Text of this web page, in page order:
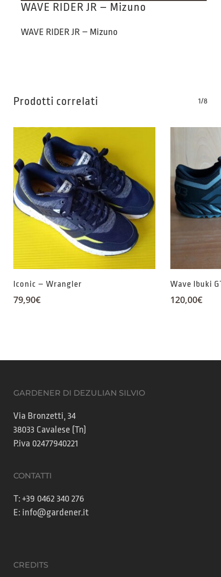
WAVE RIDER JR – Mizuno
WAVE RIDER JR – Mizuno
Prodotti correlati 1/8
Iconic – Wrangler
79,90€
Wave Ibuki
120,00€
GARDENER DI DEZULIAN SILVIO
Via Bronzetti, 34
38033 Cavalese (Tn)
P.iva 02477940221
CONTATTI
T:+39 0462 340 276
E: info@gardener.it
CREDITS